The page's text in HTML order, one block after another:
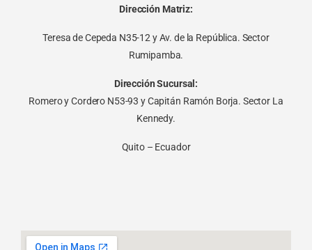
Dirección Matriz:
Teresa de Cepeda N35-12 y Av. de la República. Sector
Rumipamba.
Dirección Sucursal:
Romero y Cordero N53-93 y Capitán Ramón Borja. Sector La
Kennedy.
Quito – Ecuador